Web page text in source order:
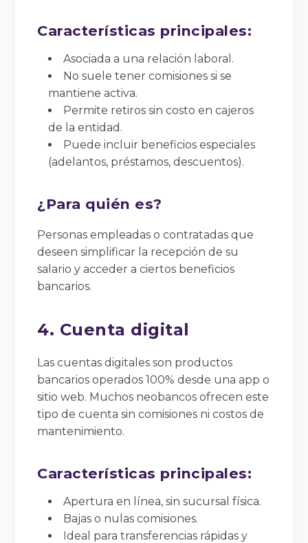
Características principales:
Asociada a una relación laboral.
No suele tener comisiones si se
mantiene activa.
Permite retiros sin costo en cajeros
de la entidad.
Puede incluir beneficios especiales
(adelantos, préstamos, descuentos).
¿Para quién es?
Personas empleadas o contratadas que
deseen simplificar la recepción de su
salario y acceder a ciertos beneficios
bancarios.
4. Cuenta digital
Las cuentas digitales son productos
bancarios operados 100% desde una app o
sitio web. Muchos neobancos ofrecen este
tipo de cuenta sin comisiones ni costos de
mantenimiento.
Características principales:
Apertura en línea, sin sucursal física.
Bajas o nulas comisiones.
Ideal para transferencias rápidas y